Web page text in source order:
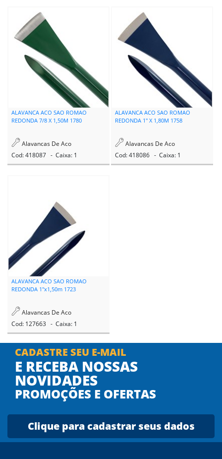
ALAVANCA ACO SAO ROMAO
REDONDA 7/8 X 1,50M 1780
Alavancas De Aco
Cod: 418087 - Caixa: 1
ALAVANCA ACO SAO ROMAO
REDONDA 1" X 1,80M 1758
Alavancas De Aco
Cod: 418086 - Caixa: 1
ALAVANCA ACO SAO ROMAO
REDONDA 1"x1,50m 1723
Alavancas De Aco
Cod: 127663 - Caixa: 1
CADASTRE SEU E-MAIL
E RECEBA NOSSAS
NOVIDADES
PROMOÇÕES E OFERTAS
Clique para cadastrar seus dados